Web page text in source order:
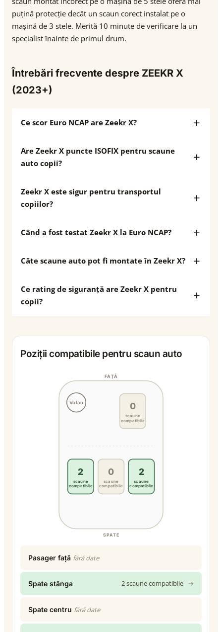
puțină protecție decât un scaun corect instalat pe o
mașină de 3 stele. Merită 10 minute de verificare la un
specialist înainte de primul drum.
Întrebări frecvente despre ZEEKR X
(2023+)
Ce scor Euro NCAP are Zeekr X?
Are Zeekr X puncte ISOFIX pentru scaune
auto copii?
Zeekr X este sigur pentru transportul
copiilor?
Când a fost testat Zeekr X la Euro NCAP?
Câte scaune auto pot fi montate în Zeekr X?
Ce rating de siguranță are Zeekr X pentru
copii?
Poziții compatibile pentru scaun auto
Volan
FAȚĂ
SPATE
0
scaune
compatibile
2
scaune
compatibile
0
scaune
compatibile
2
scaune
compatibile
Pasager față fără date
Spate stânga 2 scaune compatibile →
Spate centru fără date